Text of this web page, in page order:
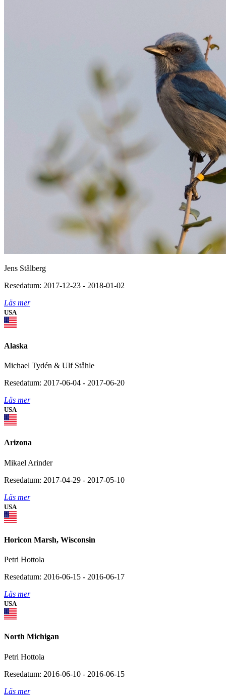
Jens Stålberg
Resedatum: 2017-12-23 - 2018-01-02
Läs mer
USA
Alaska
Michael Tydén & Ulf Ståhle
Resedatum: 2017-06-04 - 2017-06-20
Läs mer
USA
Arizona
Mikael Arinder
Resedatum: 2017-04-29 - 2017-05-10
Läs mer
USA
Horicon Marsh, Wisconsin
Petri Hottola
Resedatum: 2016-06-15 - 2016-06-17
Läs mer
USA
North Michigan
Petri Hottola
Resedatum: 2016-06-10 - 2016-06-15
Läs mer